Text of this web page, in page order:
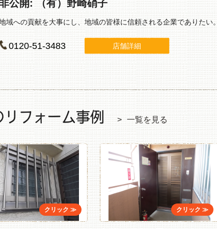
公開: （有）野崎硝子
域への貢献を大事にし、地域の皆様に信頼される企業でありたい。
0120-51-3483 店舗詳細
フォーム事例 一覧を見る